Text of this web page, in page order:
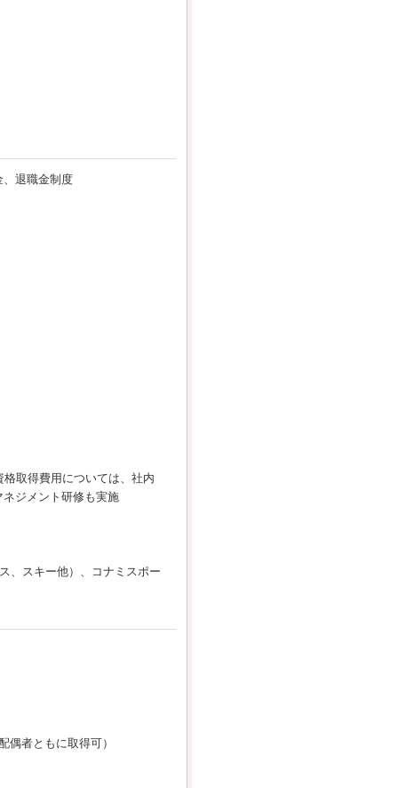
、退職金制度
取得費用については、社内
ジメント研修も実施
、スキー他）、コナミスポー
偶者ともに取得可）